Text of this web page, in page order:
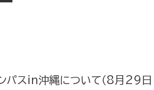
パスin沖縄について（8月29